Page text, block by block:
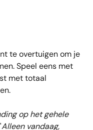
te overtuigen om je
Speel eens met
met totaal
op het gehele
Alleen vandaag,